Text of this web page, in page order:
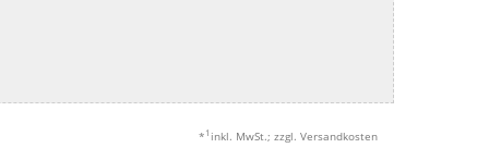
* 1 inkl. MwSt.; zzgl. Versandkosten